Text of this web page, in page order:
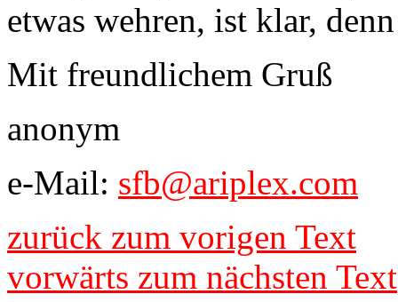
etwas wehren, ist klar,
Mit freundlichem Gruß
anonym
e-Mail: sfb@ariplex.com
zurück zum vorigen Text
vorwärts zum nächsten Text